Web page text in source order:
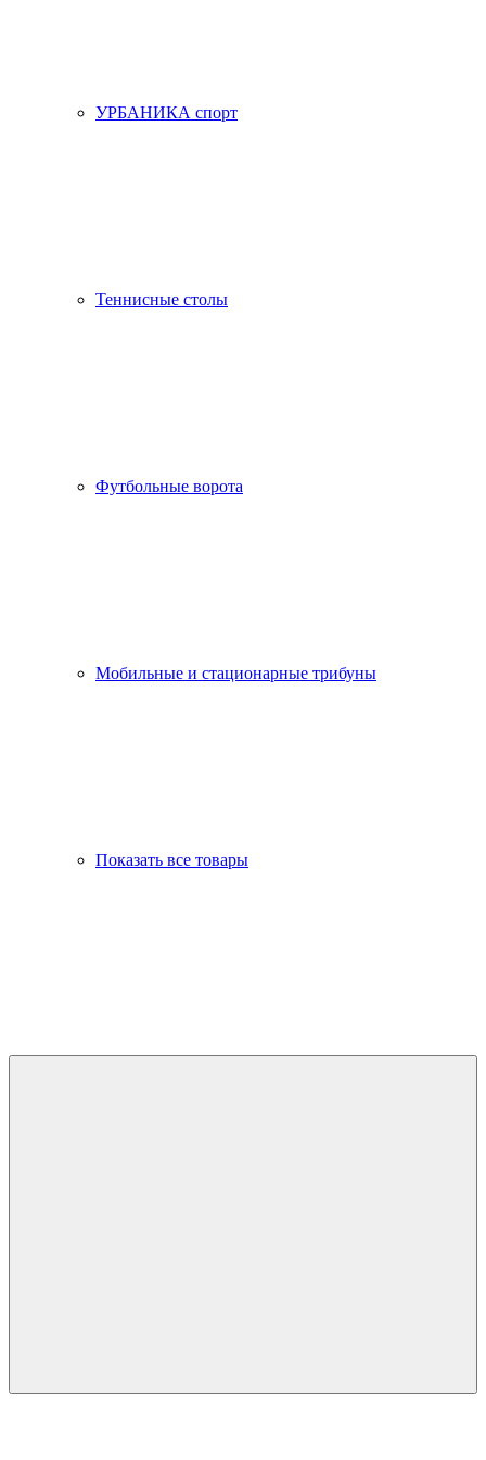
УРБАНИКА спорт
Теннисные столы
Футбольные ворота
Мобильные и стационарные трибуны
Показать все товары